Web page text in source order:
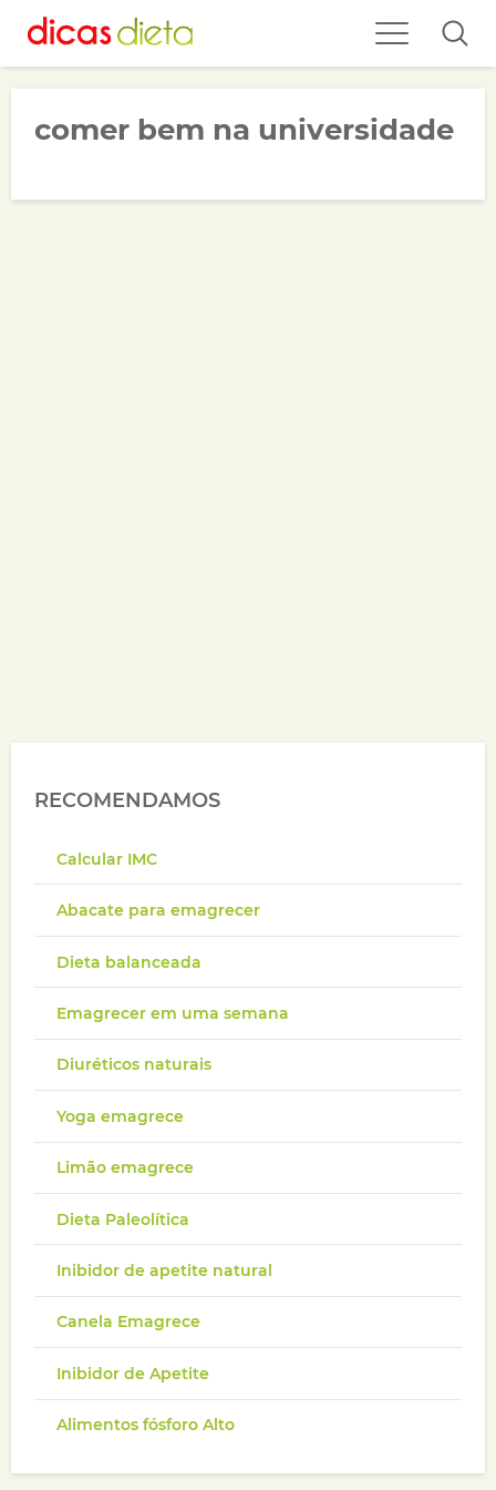
comer bem na universidade
RECOMENDAMOS
Calcular IMC
Abacate para emagrecer
Dieta balanceada
Emagrecer em uma semana
Diuréticos naturais
Yoga emagrece
Limão emagrece
Dieta Paleolítica
Inibidor de apetite natural
Canela Emagrece
Inibidor de Apetite
Alimentos fósforo Alto